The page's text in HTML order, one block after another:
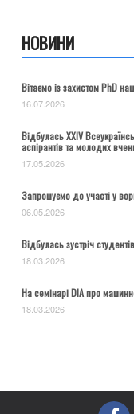
НОВИНИ
Вітаємо із захистом PhD
16.07.2026
Відбулась ХХІV
аспірантів та молодих
17.05.2026
Запрошуємо до участі у
06.05.2026
Відбулась зустріч
18.03.2026
На семінарі DIA про
18.03.2026